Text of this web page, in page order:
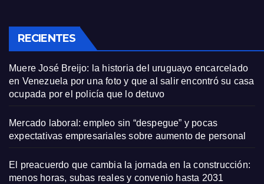
RECIENTES
Muere José Breijo: la historia del uruguayo encarcelado
en Venezuela por una foto y que al salir encontró su casa
ocupada por el policía que lo detuvo
Mercado laboral: empleo sin “despegue” y pocas
expectativas empresariales sobre aumento de personal
El preacuerdo que cambia la jornada en la construcción:
menos horas, subas reales y convenio hasta 2031